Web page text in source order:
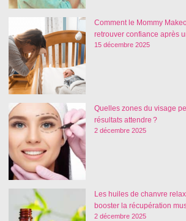
Comment le Mommy
retrouver confiance après
15 décembre 2025
Quelles zones du visage
résultats attendre ?
2 décembre 2025
Les huiles de chanvre
booster la récupération
2 décembre 2025